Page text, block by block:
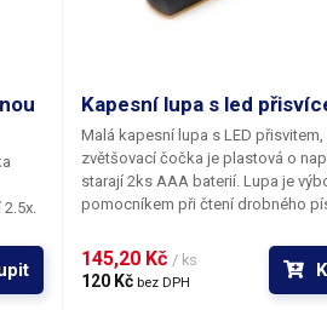
.
Kapesní lupa s led
Malá kapesní lupa s LED přisvitem
zvětšovací čočka je plastová o
starají 2ks AAA baterií. Lupa je
pomocníkem při čtení drobného
součástek a puncovních značek. Baterie
nejsou součástí balení.
145,20 Kč / ks
120 Kč bez DPH